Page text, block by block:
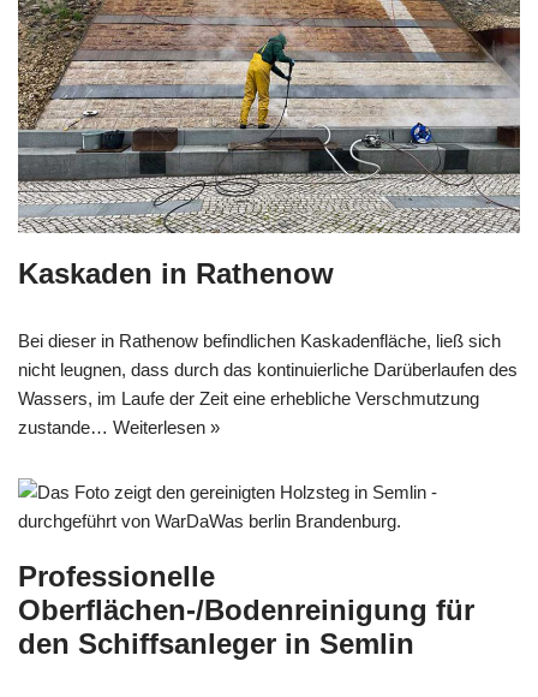
Kaskaden in Rathenow
Bei dieser in Rathenow befindlichen Kaskadenfläche, ließ sich
nicht leugnen, dass durch das kontinuierliche Darüberlaufen des
Wassers, im Laufe der Zeit eine erhebliche Verschmutzung
zustande… Weiterlesen »
Professionelle
Oberflächen-/Bodenreinigung für
den Schiffsanleger in Semlin